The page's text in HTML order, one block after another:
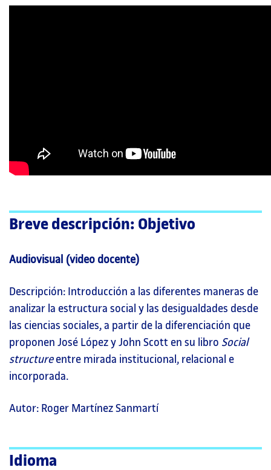
Breve descripción: Objetivo
Audiovisual (video docente)
Descripción: Introducción a las diferentes maneras de
analizar la estructura social y las desigualdades desde
las ciencias sociales, a partir de la diferenciación que
proponen José López y John Scott en su libro Social
structureentre mirada institucional, relacional e
incorporada.
Autor: Roger Martínez Sanmartí
Idioma